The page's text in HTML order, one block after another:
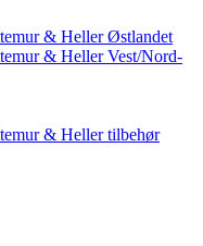
& Heller Østlandet
& Heller Vest/Nord-
& Heller tilbehør